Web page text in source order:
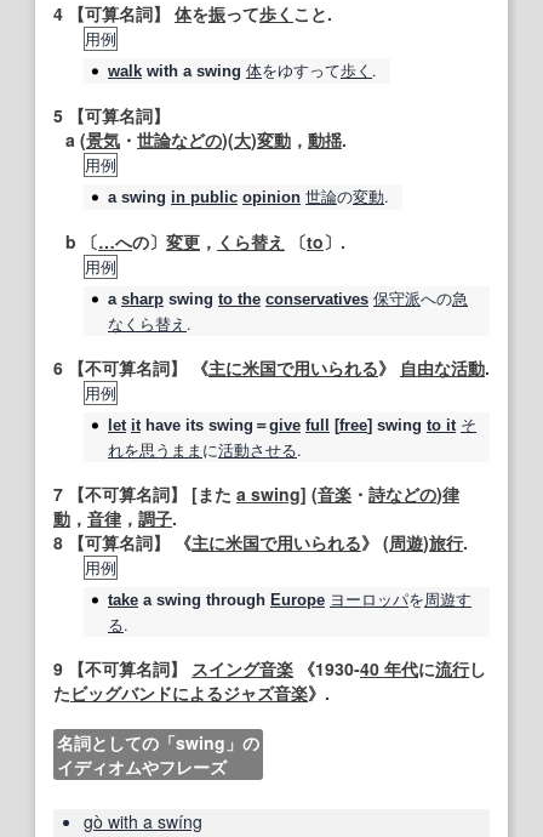
4 【可算名詞】 体を振って歩く こと.
用例
walk with a swing 体をゆすって歩く .
5 【可算名詞】
a (景気 ・ 世論などの)(大)変動 ， 動揺.
用例
a swing in public opinion 世論の変動.
b 〔…への〕 変更 ， くら替え 〔to〕.
用例
a sharp swing to the conservatives 保守派への急
な くら替え .
6 【不可算名詞】 《主に米国で用いられる》 自由な活動.
用例
let ithave its swing＝give full [free] swing to it そ
れを思うまま に活動させる.
7 【不可算名詞】 [また a swing] (音楽 ・ 詩などの)律
動 ， 音律 ， 調子.
8 【可算名詞】 《主に米国で用いられる》 (周遊)旅行.
用例
take a swing through Europe ヨーロッパを周遊す
る.
9 【不可算名詞】 スイング音楽 《1930‐40 年代に流行し
たビッグバンドによるジャズ音楽》.
名詞としての「swing」の
イディオムやフレーズ
gò with a swíng